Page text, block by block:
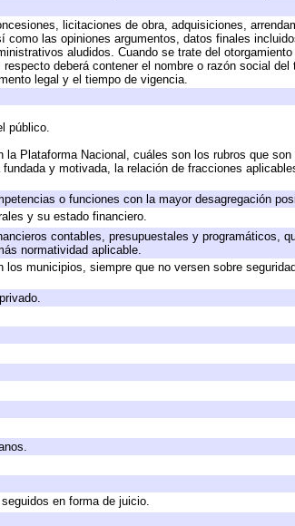
licitaciones de obra, adquisiciones,
las opiniones argumentos, datos finales
aludidos. Cuando se trate del otorgamiento
deberá contener el nombre o razón social del
legal y el tiempo de vigencia.
público.
Plataforma Nacional, cuáles son los rubros que son
y motivada, la relación de fracciones
o funciones con la mayor desagregación
y su estado financiero.
contables, presupuestales y programáticos,
normatividad aplicable.
municipios, siempre que no versen sobre
en forma de juicio.